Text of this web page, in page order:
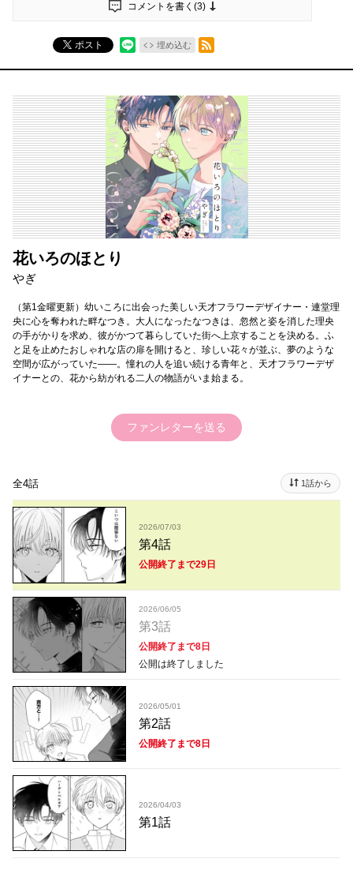
コメントを書く(3)
ポスト 埋め込む
RSSフィード
花いろのほとり
やぎ
（第1金曜更新）幼いころに出会った美しい天才フラワーデザイナー・連堂理
央に心を奪われた畔なつき。大人になったなつきは、忽然と姿を消した理央
の手がかりを求め、彼がかつて暮らしていた街へ上京することを決める。ふ
と足を止めたおしゃれな店の扉を開けると、珍しい花々が並ぶ、夢のような
空間が広がっていた――。憧れの人を追い続ける青年と、天才フラワーデザ
イナーとの、花から紡がれる二人の物語がいま始まる。
ファンレターを送る
全4話 1話から
2026/07/03
第4話
公開終了まで29日
2026/06/05
第3話
公開終了まで8日
公開は終了しました
2026/05/01
第2話
公開終了まで8日
2026/04/03
第1話